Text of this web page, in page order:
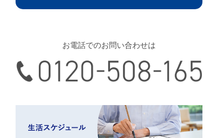
お電話でのお問い合わせは
0120-508-165